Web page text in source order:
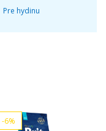
Pre hydinu
-6%